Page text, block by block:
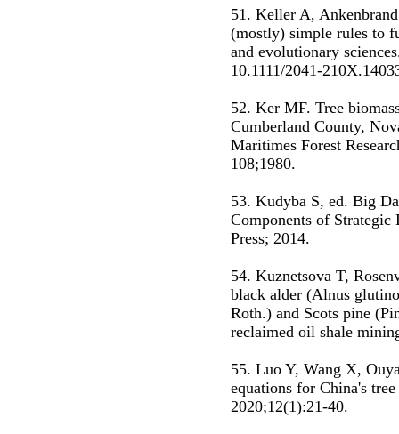
51. Keller A,
(mostly) simple rules to
and evolutionary
10.1111/2041-
52. Ker MF. Tree
Cumberland County,
Maritimes Forest
108;1980.
53. Kudyba S, ed. Big
Components of
Press; 2014.
54. Kuznetsova T,
black alder (Alnus
Roth.) and Scots pine
reclaimed oil shale
55. Luo Y, Wang X,
equations for China's
2020;12(1):21-40.